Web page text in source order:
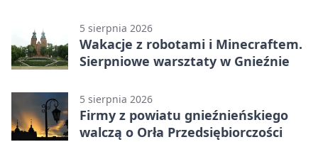
5 sierpnia 2026
Wakacje z robotami i Minecraftem.
Sierpniowe warsztaty w Gnieźnie
5 sierpnia 2026
Firmy z powiatu gnieźnieńskiego
walczą o Orła Przedsiębiorczości